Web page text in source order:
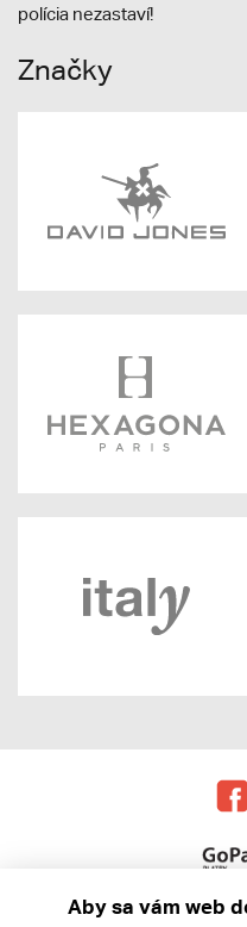
polícia nezastaví!
Značky
Aby sa vám web